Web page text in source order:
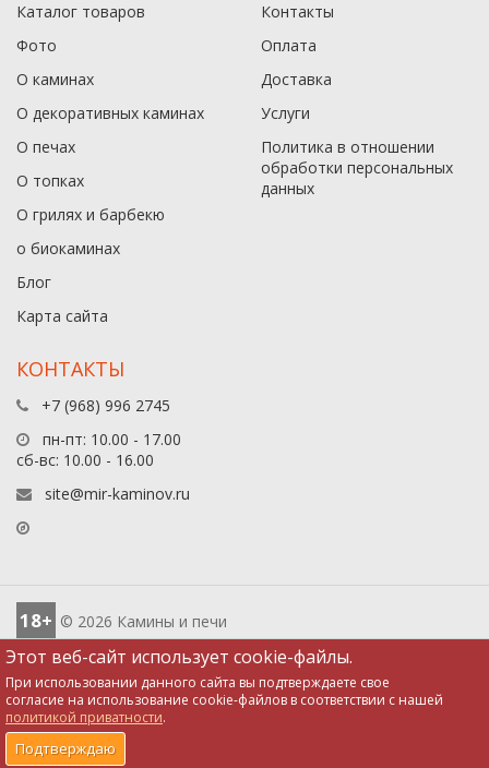
Каталог товаров
Фото
О каминах
О декоративных каминах
О печах
О топках
О грилях и барбекю
о биокаминах
Блог
Карта сайта
Контакты
Оплата
Доставка
Услуги
Политика в отношении
обработки персональных
данныx
КОНТАКТЫ
+7 (968) 996 2745
пн-пт: 10.00 - 17.00
сб-вс: 10.00 - 16.00
site@mir-kaminov.ru
Этот веб-сайт использует cookie-файлы.
При использовании данного сайта вы подтверждаете свое
согласие на использование cookie-файлов в соответствии с нашей
политикой приватности.
Подтверждаю
18+ © 2026 Камины и печи